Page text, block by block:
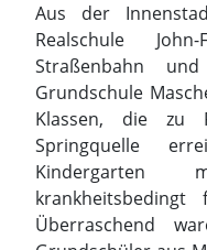
Kindergarten
krankheitsbedingt
Überraschend
Grundschüler aus
am „Spring“
ihrer
boten die Landwirte
vorweg schon
Erläuterungen in